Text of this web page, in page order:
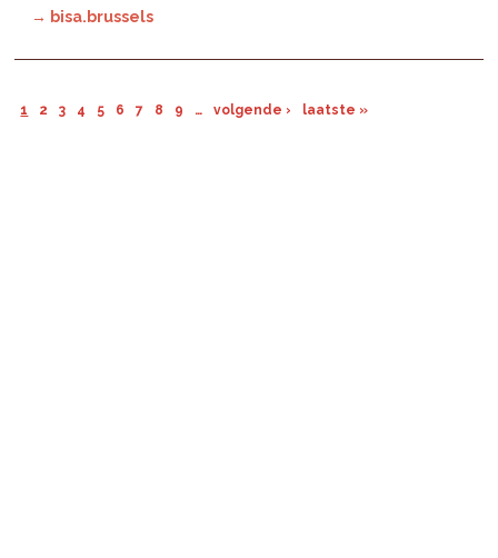
→ bisa.brussels
1 2 3 4 5 6 7 8 9 … volgende › laatste »